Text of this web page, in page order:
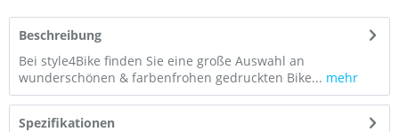
Beschreibung
Bei style4Bike finden Sie eine große Auswahl an
wunderschönen & farbenfrohen gedruckten Bike... mehr
Spezifikationen